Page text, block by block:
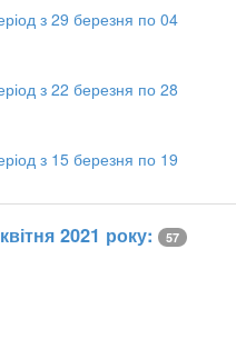
з 29 березня по 04
з 22 березня по 28
з 15 березня по 19
2021 року: 57